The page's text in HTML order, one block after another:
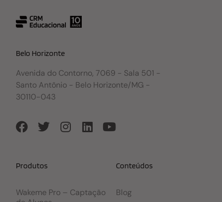
Belo Horizonte
Avenida do Contorno, 7069 - Sala 501 -
Santo Antônio - Belo Horizonte/MG -
30110-043
Produtos
Wakeme Pro – Captação
Conteúdos
Blog